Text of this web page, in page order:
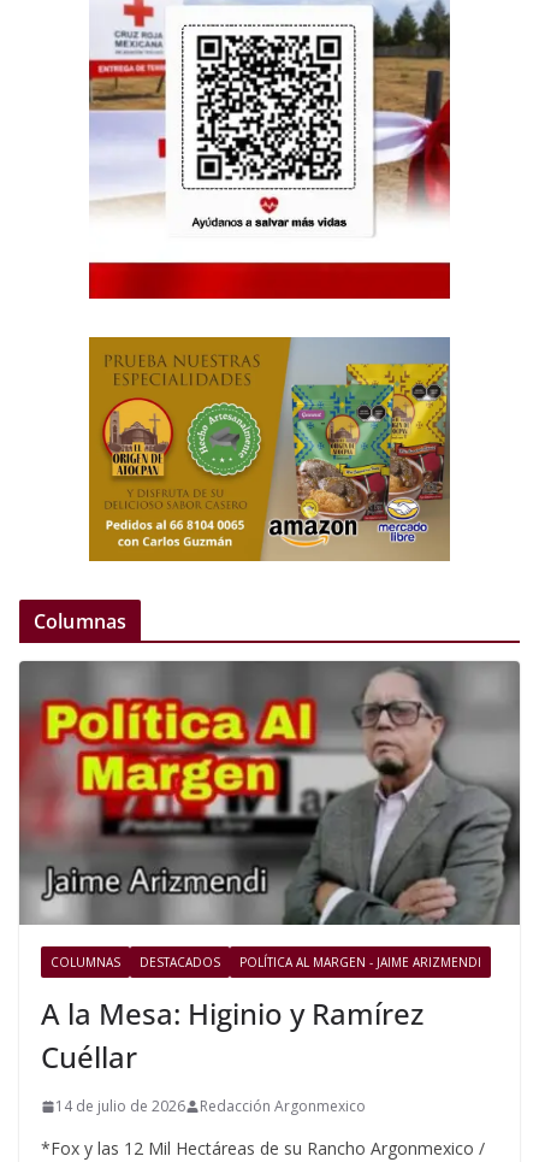
Columnas
COLUMNAS DESTACADOS POLÍTICA AL MARGEN - JAIME ARIZMENDI
A la Mesa: Higinio y Ramírez
Cuéllar
14 de julio de 2026 Redacción Argonmexico
*Fox y las 12 Mil Hectáreas de su Rancho Argonmexico /